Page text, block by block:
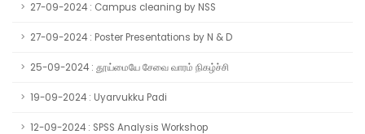
27-09-2024 : Campus cleaning by NSS
27-09-2024 : Poster Presentations by N & D
25-09-2024 : தூய்மையே சேவை வாரம் நிகழ்ச்சி
19-09-2024 : Uyarvukku Padi
12-09-2024 : SPSS Analysis Workshop